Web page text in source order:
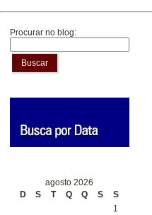
Procurar no blog:
Buscar
agosto 2026
D
S T Q Q S
S
1